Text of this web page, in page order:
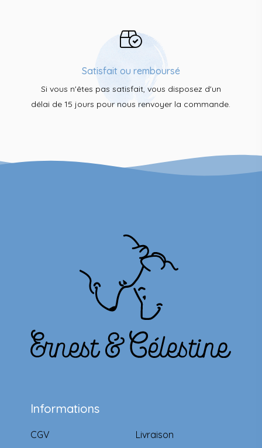
Satisfait ou remboursé
Si vous n'êtes pas satisfait, vous disposez d'un
délai de 15 jours pour nous renvoyer la commande.
Informations
CGV
Livraison